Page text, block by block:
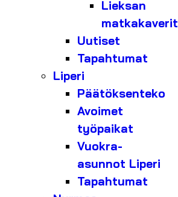
Lieksan
matkakaverit
Uutiset
Tapahtumat
Liperi
Päätöksenteko
Avoimet
työpaikat
Vuokra-
asunnot Liperi
Tapahtumat